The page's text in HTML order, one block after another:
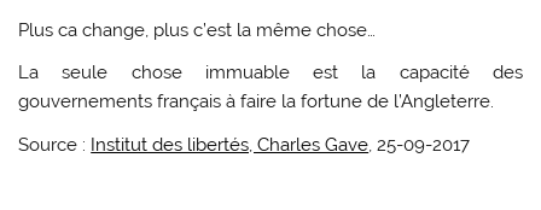
Plus ca change, plus c’est la même chose…
La seule chose immuable est la capacité des
gouvernements français à faire la fortune de l’Angleterre.
Source : Institut des libertés, Charles Gave , 25-09-2017